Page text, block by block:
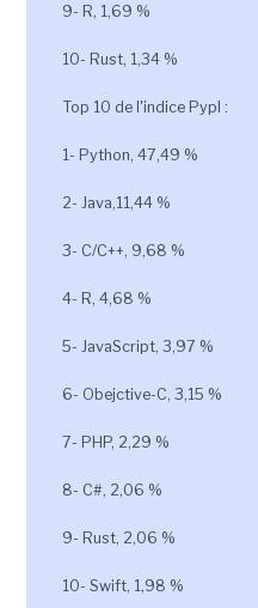
9- R, 1,69 %
10- Rust, 1,34 %
Top 10 de l'indice Pypl :
1- Python, 47,49 %
2- Java,11,44 %
3- C/C++, 9,68 %
4- R, 4,68 %
5- JavaScript, 3,97 %
6- Obejctive-C, 3,15 %
7- PHP, 2,29 %
8- C#, 2,06 %
9- Rust, 2,06 %
10- Swift, 1,98 %